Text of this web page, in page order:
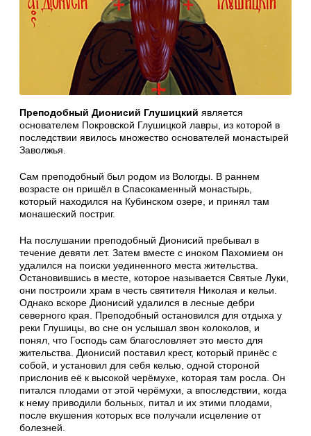
Преподобный Дионисий Глушицкий является
основателем Покровской Глушицкой лавры, из которой в
последствии явилось множество основателей монастырей
Заволжья.
Сам преподобный был родом из Вологды. В раннем
возрасте он пришёл в Спасокаменный монастырь,
который находился на Кубинском озере, и принял там
монашеский постриг.
На послушании преподобный Дионисий пребывал в
течение девяти лет. Затем вместе с иноком Пахомием он
удалился на поиски уединенного места жительства.
Остановившись в месте, которое называется Святые Луки,
они построили храм в честь святителя Николая и кельи.
Однако вскоре Дионисий удалился в лесные дебри
северного края. Преподобный остановился для отдыха у
реки Глушицы, во сне он услышал звон колоколов, и
понял, что Господь сам благословляет это место для
жительства. Дионисий поставил крест, который принёс с
собой, и установил для себя келью, одной стороной
прислонив её к высокой черёмухе, которая там росла. Он
питался плодами от этой черёмухи, а впоследствии, когда
к нему приводили больных, питал и их этими плодами,
после вкушения которых все получали исцеление от
болезней.